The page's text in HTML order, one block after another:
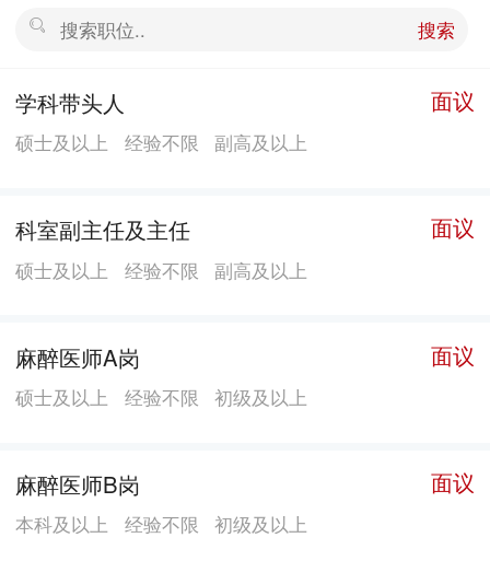
系，高度重视人才引育工作。研究生入职后，将提供中
个月的轮训进修，同时对在职攻读硕博学位的员工保留
待遇并予以全额学费资助。对引进的高层次人才，除提
金10万元起，为各类人才解决后顾之忧。 医院2022、
2023年度全国三级公立医院绩效考核均为B 等级，2024
了较强的区域医疗服务能力。医院将继续围绕建成信宜
中心、国家级县域医共体（健康信宜）示范中心三大发
搜索
学科带头人 面议
硕士及以上 经验不限 副高及以上
科室副主任及主任 面议
硕士及以上 经验不限 副高及以上
麻醉医师A岗 面议
硕士及以上 经验不限 初级及以上
麻醉医师B岗 面议
本科及以上 经验不限 初级及以上